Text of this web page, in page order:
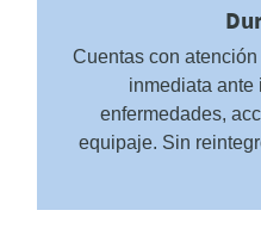
Cuentas con
inmediata ante
enfermedades,
equipaje. Sin